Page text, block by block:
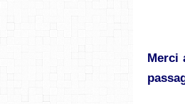
Merci